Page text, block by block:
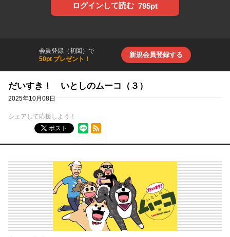
ログインして読む 795pt
会員登録（初回）で
50pt プレゼント！
新規会員登録する
だいすき！ いとしのムーコ（３）
2025年10月08日
シェアして応援しよう！
ポスト
RSSフィード